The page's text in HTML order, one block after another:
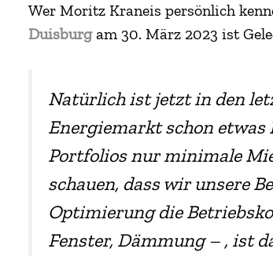
Wer Moritz Kraneis persönlich
Duisburgam 30. März 2023 ist
Natürlich ist jetzt in den
Energiemarkt schon etwas
Portfolios nur minimale
schauen, dass wir unsere
Optimierung die
Fenster, Dämmung – , ist